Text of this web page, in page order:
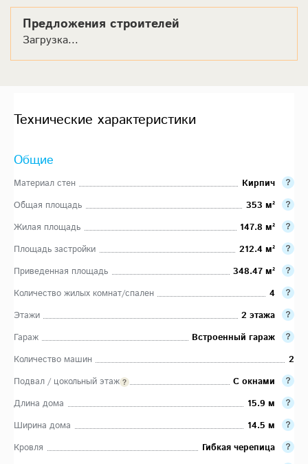
Предложения строителей
Загрузка...
Технические характеристики
Общие
Материал стен
Кирпич
Общая площадь
353 м²
Жилая площадь
147.8 м²
Площадь застройки
212.4 м²
Приведенная площадь
348.47 м²
Количество жилых комнат/спален
4
Этажи
2 этажа
Гараж
Встроенный гараж
Количество машин
2
Подвал / цокольный этаж
С окнами
Длина дома
15.9 м
Ширина дома
14.5 м
Кровля
Гибкая черепица